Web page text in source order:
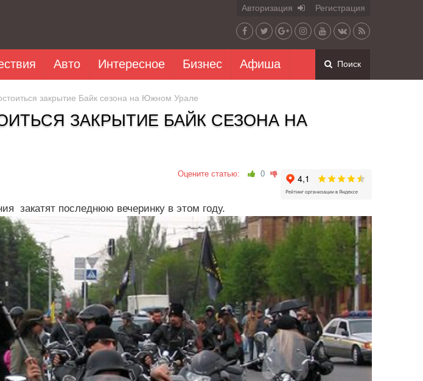
Авторизация Регистрация
Авто Интересное Бизнес Афиша Поиск
закрытие Байк сезона на Южном Урале
ЗАКРЫТИЕ БАЙК СЕЗОНА НА
Оцените статью: 0
закатят последнюю вечеринку в этом году.